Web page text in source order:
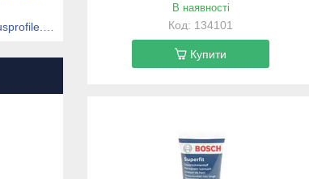
В наявності
134101
Купити